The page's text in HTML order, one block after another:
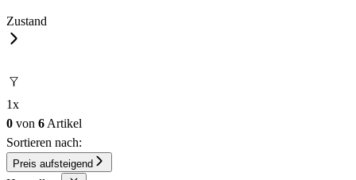
Zustand
1x
0 von 6 Artikel
Sortieren nach:
Preis aufsteigend